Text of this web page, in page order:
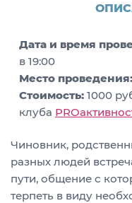
Дата и время
в 19:00
Место проведения:
Стоимость: 1000
клуба
Чиновник,
разных людей
пути, общение с
терпеть в виду